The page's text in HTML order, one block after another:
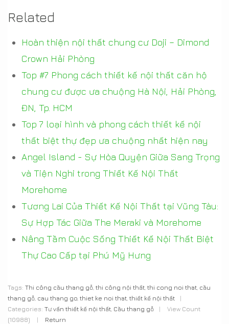
Related
Hoàn thiện nội thất chung cư Doji – Dimond
Crown Hải Phòng
Top #7 Phong cách thiết kế nội thất căn hộ
chung cư được ưa chuộng Hà Nội, Hải Phòng,
ĐN, Tp. HCM
Top 7 loại hình và phong cách thiết kế nội
thất biệt thự đẹp ưa chuộng nhất hiện nay
Angel Island - Sự Hòa Quyện Giữa Sang Trọng
và Tiện Nghi trong Thiết Kế Nội Thất
Morehome
Tương Lai Của Thiết Kế Nội Thất tại Vũng Tàu:
Sự Hợp Tác Giữa The Meraki và Morehome
Nâng Tầm Cuộc Sống Thiết Kế Nội Thất Biệt
Thự Cao Cấp tại Phú Mỹ Hưng
Tags: Thi công cầu thang gỗ thi công nội thất thi cong noi that cầu
thang gỗ cau thang go thiet ke noi that thiết kế nội thất
|
Categories: Tư vấn thiết kế nội thất Cầu thang gỗ |
View Count
(10988)
| Return